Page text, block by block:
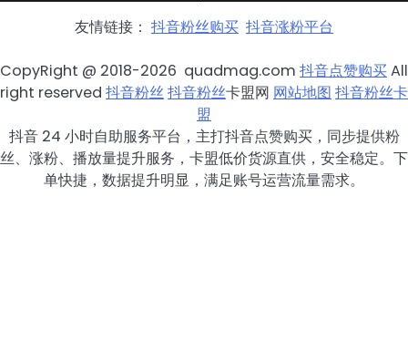
友情链接： 抖音粉丝购买 抖音涨粉平台
CopyRight @ 2018-2026 quadmag.com 抖音点赞购买All
right reserved 抖音粉丝抖音粉丝卡盟网 网站地图 抖音粉丝卡
盟
抖音 24 小时自助服务平台，主打抖音点赞购买，同步提供粉
丝、涨粉、播放量提升服务，卡盟低价货源直供，安全稳定。下
单快捷，数据提升明显，满足账号运营流量需求。